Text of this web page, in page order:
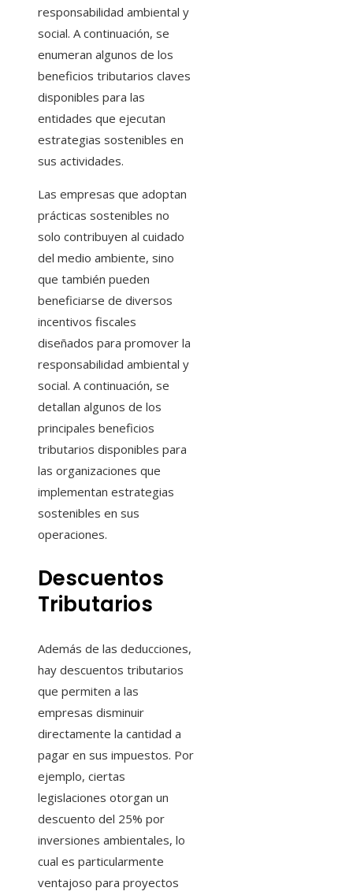
responsabilidad ambiental y
social. A continuación, se
enumeran algunos de los
beneficios tributarios claves
disponibles para las
entidades que ejecutan
estrategias sostenibles en
sus actividades.
Las empresas que adoptan
prácticas sostenibles no
solo contribuyen al cuidado
del medio ambiente, sino
que también pueden
beneficiarse de diversos
incentivos fiscales
diseñados para promover la
responsabilidad ambiental y
social. A continuación, se
detallan algunos de los
principales beneficios
tributarios disponibles para
las organizaciones que
implementan estrategias
sostenibles en sus
operaciones.
Descuentos
Tributarios
Además de las deducciones,
hay descuentos tributarios
que permiten a las
empresas disminuir
directamente la cantidad a
pagar en sus impuestos. Por
ejemplo, ciertas
legislaciones otorgan un
descuento del 25% por
inversiones ambientales, lo
cual es particularmente
ventajoso para proyectos